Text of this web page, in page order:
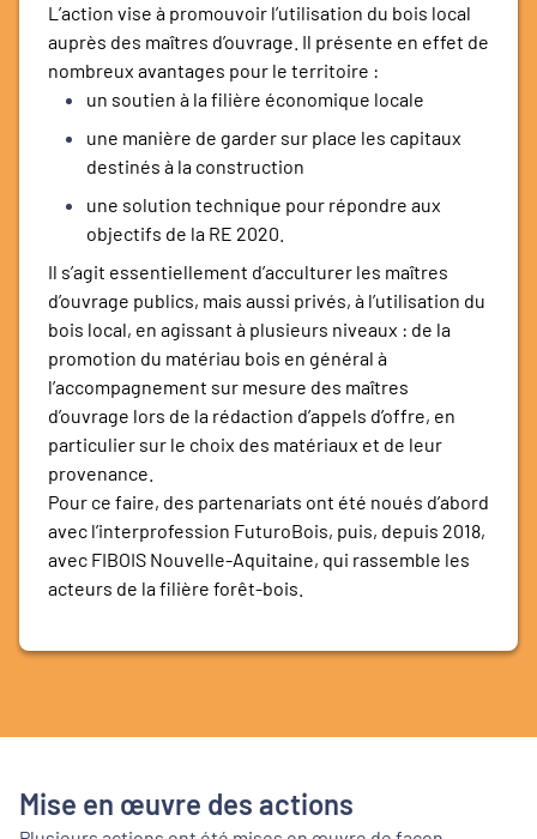
L’action vise à promouvoir l’utilisation du bois local
auprès des maîtres d’ouvrage. Il présente en effet de
nombreux avantages pour le territoire :
un soutien à la filière économique locale
une manière de garder sur place les capitaux
destinés à la construction
une solution technique pour répondre aux
objectifs de la RE 2020.
Il s’agit essentiellement d’acculturer les maîtres
d’ouvrage publics, mais aussi privés, à l’utilisation du
bois local, en agissant à plusieurs niveaux : de la
promotion du matériau bois en général à
l’accompagnement sur mesure des maîtres
d’ouvrage lors de la rédaction d’appels d’offre, en
particulier sur le choix des matériaux et de leur
provenance.
Pour ce faire, des partenariats ont été noués d’abord
avec l’interprofession FuturoBois, puis, depuis 2018,
avec FIBOIS Nouvelle-Aquitaine, qui rassemble les
acteurs de la filière forêt-bois.
Mise en œuvre des actions